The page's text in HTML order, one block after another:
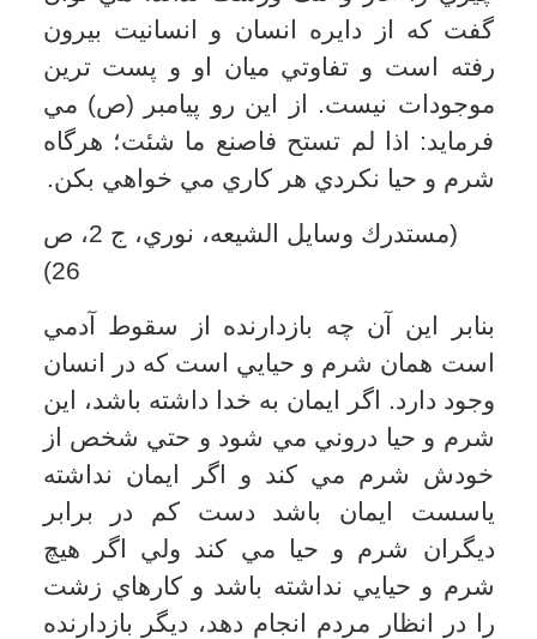
خودداري از انجام كارهاي زشت و ديگر، كم
بودن چيزي. از اين رو عرب به باقي مانده
شير در پستان مادر «عفه» (بر وزن مدت)
مي گويد.»
با اين همه از كلام راغب اصفهاني در
مفردات استفاده مي شود كه هر دو معناي
پيش گفته به يك چيز و اصل باز مي گردد كه
رو عفيف به كسي مي گويند كه به چيز كم
نويسد: «اين ماده در اصل، به معناي حفظ
نفس از تمايلات و شهوات نفساني است،
همان گونه كه تقوا به معني حفظ نفس از
انجام گناهان مي باشد، بنابراين عفت يك
صفت دروني است، در حالي كه تقوا ناظر
به اعمال خارجي است».
علماي اخلاق نيز در تعريف «عفت»، آن را
صفتي حد وسط در ميان شهوت پرستي و
خمودي دانسته اند.
آنچه بيان شد، تفسير «عفت» به مفهوم عام
كلمه بود، زيرا بعضي براي معرفي «عفت»
از نقطه مقابل آن، يعني، پرده دري نيز